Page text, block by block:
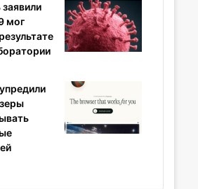
мог